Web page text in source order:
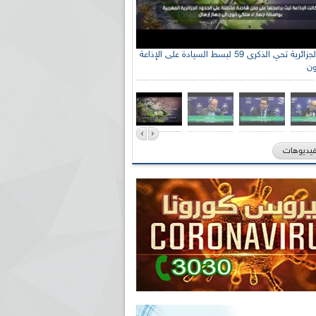
الإذاعة الجزائرية تحي الذكرى 59 لبسط السيادة على الإذاعة